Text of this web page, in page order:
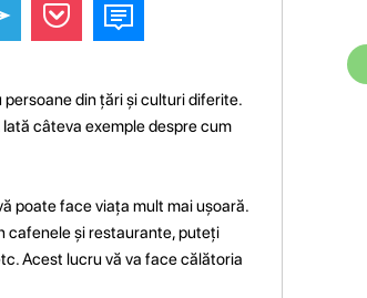
din țări și culturi diferite.
câteva exemple despre cum
poate face viața mult mai ușoară.
cafenele și restaurante, puteți
Acest lucru vă va face călătoria